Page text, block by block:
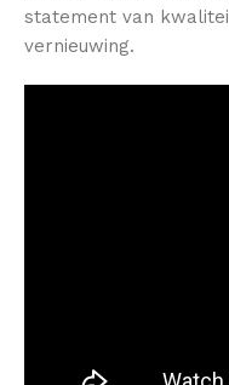
statement van
vernieuwing.